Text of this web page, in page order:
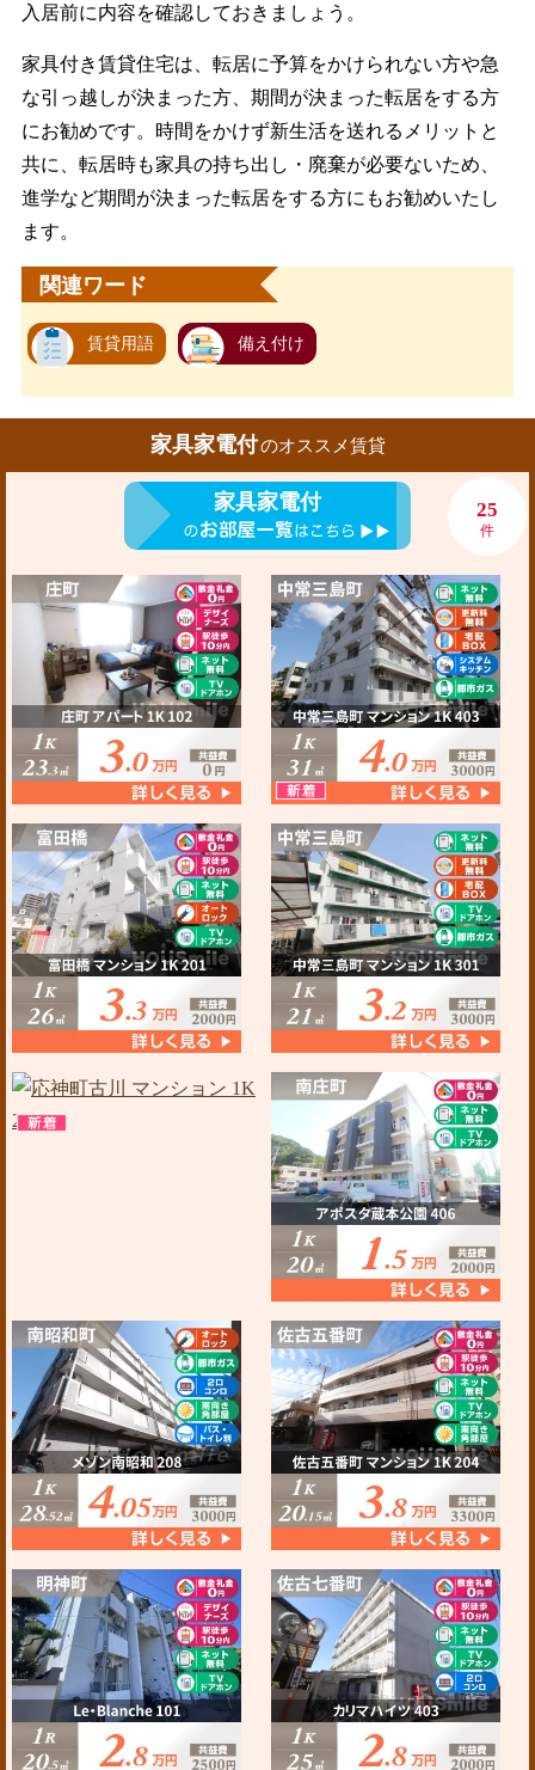
入居前に内容を確認しておきましょう。
家具付き賃貸住宅は、転居に予算をかけられない方や急
な引っ越しが決まった方、期間が決まった転居をする方
にお勧めです。時間をかけず新生活を送れるメリットと
共に、転居時も家具の持ち出し・廃棄が必要ないため、
進学など期間が決まった転居をする方にもお勧めいたし
ます。
関連ワード
賃貸用語 備え付け
家具家電付のオススメ賃貸
家具家電付 25
件